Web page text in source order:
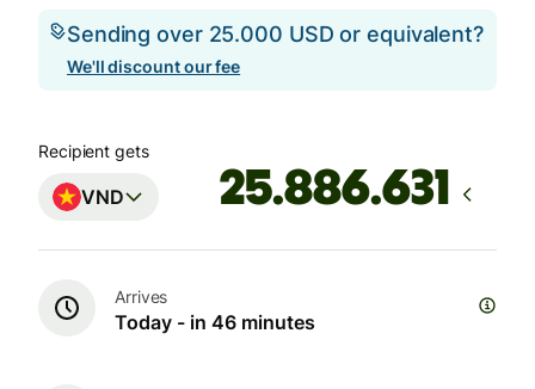
Sending over 25.000 USD or equivalent?
We'll discount our fee
Recipient gets
VND
Arrives
Today - in 46 minutes